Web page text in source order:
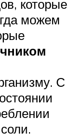
которые
можем
С